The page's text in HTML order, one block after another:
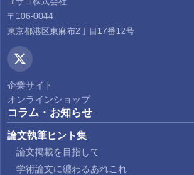
〒106-0044
東京都港区東麻布2丁目17番12号
企業サイト
オンラインショップ
コラム・お知らせ
論文執筆ヒント集
論文掲載を目指して
学術論文に纏わるあれこれ